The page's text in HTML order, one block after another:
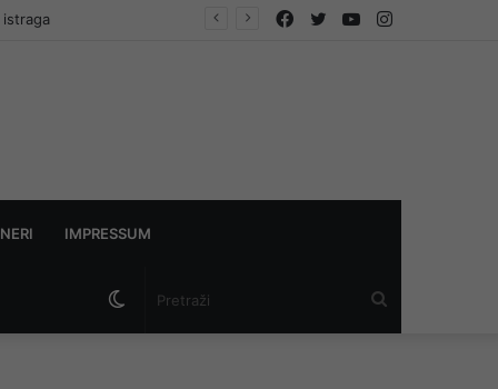
YouTube
Twitter
Facebook
IMPRESSUM
Switch